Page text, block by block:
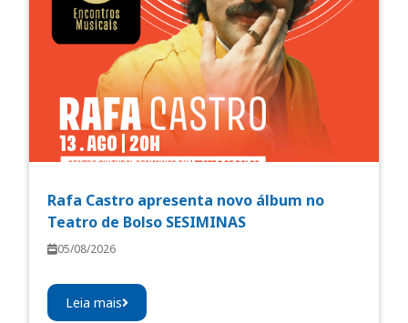
Rafa Castro apresenta novo álbum no
Teatro de Bolso SESIMINAS
05/08/2026
Leia mais